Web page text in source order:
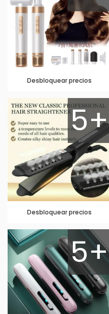
Desbloquear precios
5+
Desbloquear precios
5+